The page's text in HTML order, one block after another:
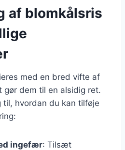
af blomkålsris
med en bred vifte af
gør dem til en alsidig ret.
til, hvordan du kan tilføje
ingefær: Tilsæt